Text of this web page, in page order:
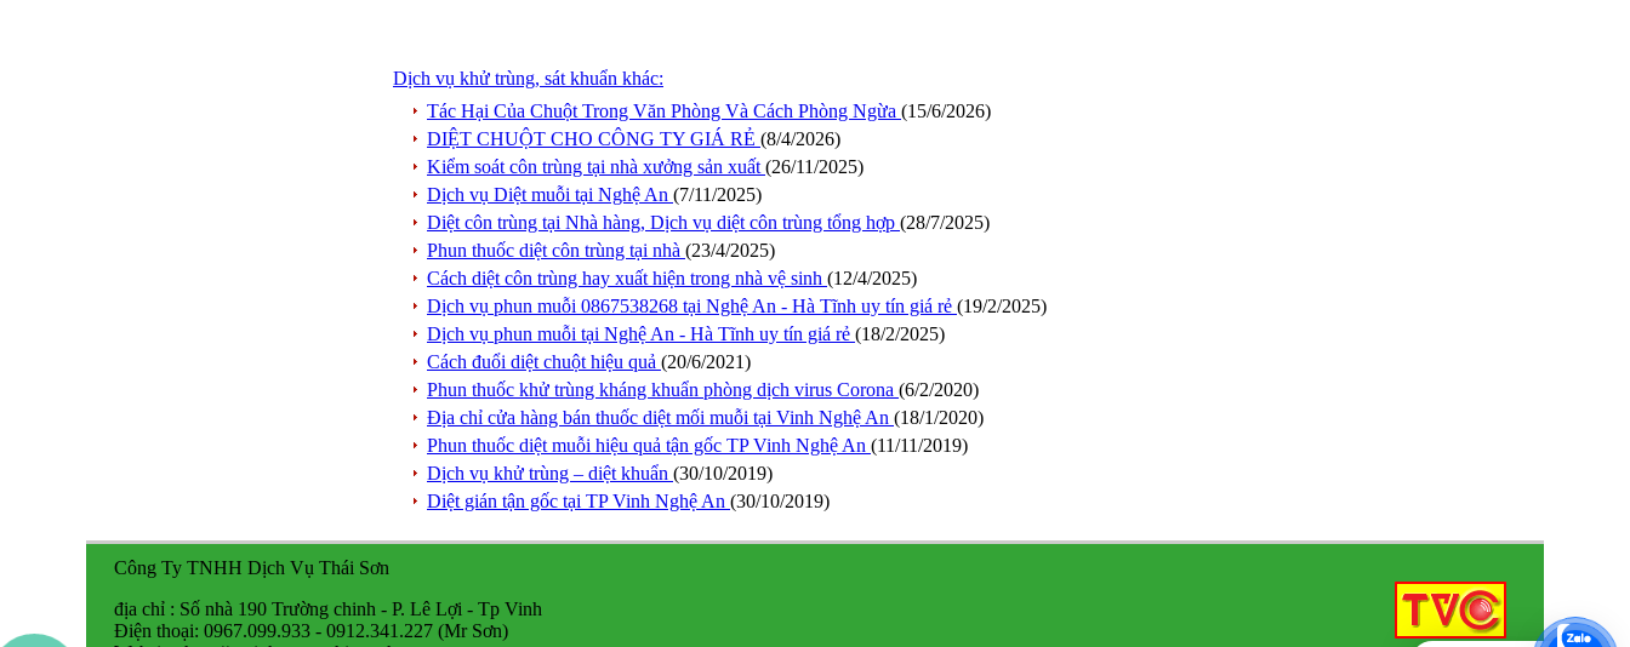
Dịch vụ khử trùng, sát khuẩn khác:
Tác Hại Của Chuột Trong Văn Phòng Và Cách Phòng Ngừa (15/6/2026)
DIỆT CHUỘT CHO CÔNG TY GIÁ RẺ (8/4/2026)
Kiểm soát côn trùng tại nhà xưởng sản xuất (26/11/2025)
Dịch vụ Diệt muỗi tại Nghệ An (7/11/2025)
Diệt côn trùng tại Nhà hàng, Dịch vụ diệt côn trùng tổng hợp (28/7/2025)
Phun thuốc diệt côn trùng tại nhà (23/4/2025)
Cách diệt côn trùng hay xuất hiện trong nhà vệ sinh (12/4/2025)
Dịch vụ phun muỗi 0867538268 tại Nghệ An - Hà Tĩnh uy tín giá rẻ (19/2/2025)
Dịch vụ phun muỗi tại Nghệ An - Hà Tĩnh uy tín giá rẻ (18/2/2025)
Cách đuổi diệt chuột hiệu quả (20/6/2021)
Phun thuốc khử trùng kháng khuẩn phòng dịch virus Corona (6/2/2020)
Địa chỉ cửa hàng bán thuốc diệt mối muỗi tại Vinh Nghệ An (18/1/2020)
Phun thuốc diệt muỗi hiệu quả tận gốc TP Vinh Nghệ An (11/11/2019)
Dịch vụ khử trùng – diệt khuẩn (30/10/2019)
Diệt gián tận gốc tại TP Vinh Nghệ An (30/10/2019)
Công Ty TNHH Dịch Vụ Thái Sơn
địa chỉ : Số nhà 190 Trường chinh - P. Lê Lợi - Tp Vinh
Điện thoại: 0967.099.933 - 0912.341.227 (Mr Sơn)